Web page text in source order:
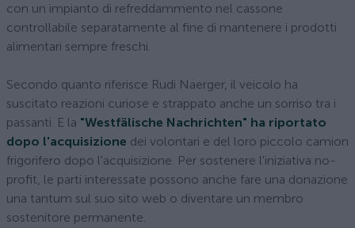
con un impianto di refreddammento nel cassone
controllabile separatamente al fine di mantenere i prodotti
alimentari sempre freschi.
Secondo quanto riferisce Rudi Naerger, il veicolo ha
suscitato reazioni curiose e strappato anche un sorriso tra i
passanti. E la "Westfälische Nachrichten" ha riportato
dopo l'acquisizione dei volontari e del loro piccolo camion
frigorifero dopo l'acquisizione. Per sostenere l'iniziativa no-
profit, le parti interessate possono anche fare una donazione
una tantum sul suo sito web o diventare un membro
sostenitore permanente.